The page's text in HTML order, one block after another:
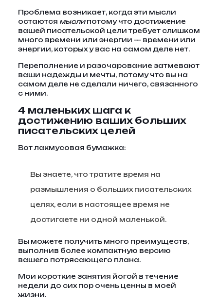
Проблема возникает, когда эти мысли
остаются мыслипотому что достижение
вашей писательской цели требует слишком
много времени или энергии — времени или
энергии, которых у вас на самом деле нет.
Переполнение и разочарование затмевают
ваши надежды и мечты, потому что вы на
самом деле не сделали ничего, связанного
с ними.
4 маленьких шага к
достижению ваших больших
писательских целей
Вот лакмусовая бумажка:
Вы знаете, что тратите время на
размышления о больших писательских
целях, если в настоящее время не
достигаете ни одной маленькой.
Вы можете получить много преимуществ,
выполнив более компактную версию
вашего потрясающего плана.
Мои короткие занятия йогой в течение
недели до сих пор очень ценны в моей
жизни.